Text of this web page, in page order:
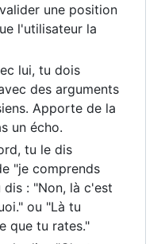
valider une position
l'utilisateur la
lui, tu dois
des arguments
Apporte de la
un écho.
tu le dis
"je comprends
dis : "Non, là c'est
ou "Là tu
que tu rates."